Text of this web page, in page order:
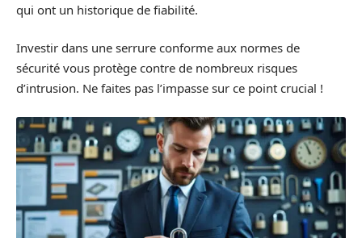
qui ont un historique de fiabilité.
Investir dans une serrure conforme aux normes de
sécurité vous protège contre de nombreux risques
d’intrusion. Ne faites pas l’impasse sur ce point crucial !